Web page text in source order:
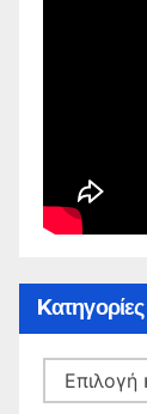
Kατηγορίες
Kατηγορίες